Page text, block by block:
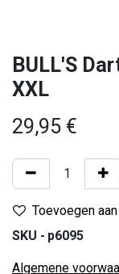
BULL'S
XXL
29,95 €
Toevoegen
SKU - p6095
Algemene